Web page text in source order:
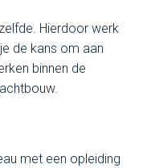
Hierdoor werk
de kans om aan
binnen de
met een opleiding